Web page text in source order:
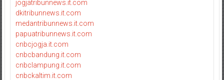
jogjatribunnews.it.com
dkitribunnews.it.com
medantribunnews.it.com
papuatribunnews.it.com
cnbcjogja.it.com
cnbcbandung.it.com
cnbclampung.it.com
cnbckaltim.it.com